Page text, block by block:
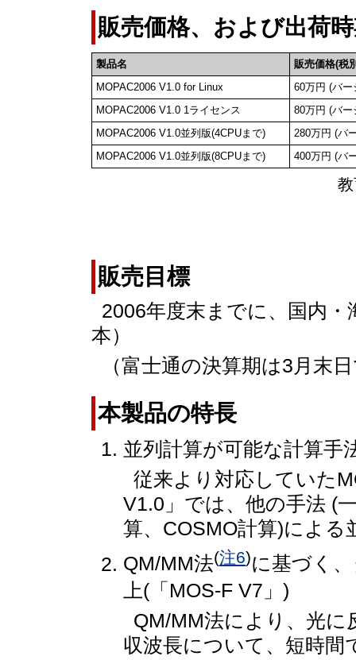
販売価格、および出荷
製品名
販売価格(税
MOPAC2006 V1.0 for Linux
60万円 (バー
MOPAC2006 V1.0 1ライセンス
80万円 (バー
MOPAC2006 V1.0並列版(4CPUまで)
280万円 (バ
MOPAC2006 V1.0並列版(8CPUまで)
400万円 (バ
販売目標
2006年度末までに、国内
本）
（富士通の決算期は3月末
本製品の特長
並列計算が可能な計算手
従来より対応していた
V1.0」では、他の手法 (
算、COSMO計算)によ
QM/MM法(注6)に基づく
上(「MOS-F V7」)
QM/MM法により、光
収波長について、短時